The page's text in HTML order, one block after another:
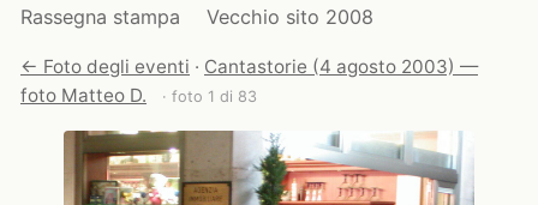
Rassegna stampa
Vecchio sito 2008
← Foto degli eventi · Cantastorie (4 agosto 2003) —
foto Matteo D.
· foto 1 di 83